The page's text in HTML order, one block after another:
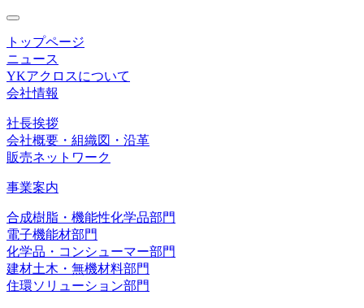
toggle
navigation
トップページ
ニュース
YKアクロスについて
会社情報
社長挨拶
会社概要・組織図・沿革
販売ネットワーク
事業案内
合成樹脂・機能性化学品部門
電子機能材部門
化学品・コンシューマー部門
建材土木・無機材料部門
住環ソリューション部門